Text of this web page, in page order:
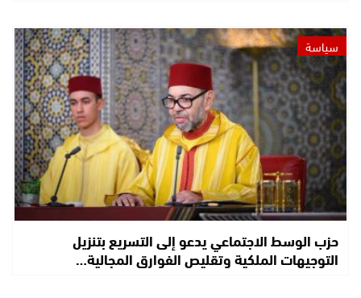
سياسة
حزب الوسط الاجتماعي يدعو إلى التسريع بتنزيل
التوجيهات الملكية وتقليص الفوارق المجالية…